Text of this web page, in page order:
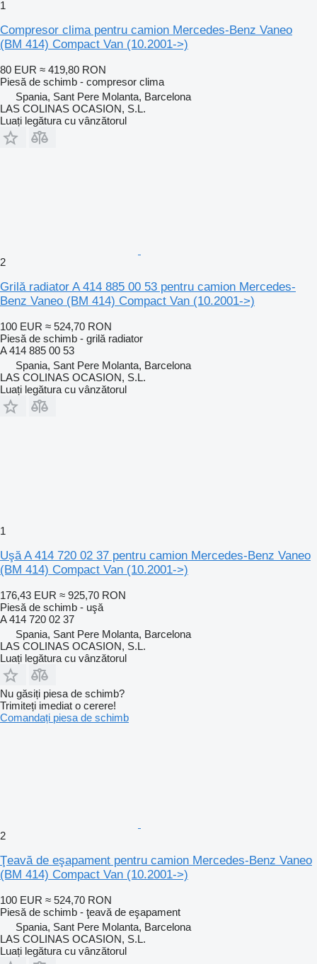
1
Compresor clima pentru camion Mercedes-Benz Vaneo
(BM 414) Compact Van (10.2001->)
80 EUR ≈ 419,80 RON
Piesă de schimb - compresor clima
Spania, Sant Pere Molanta, Barcelona
LAS COLINAS OCASION, S.L.
Luați legătura cu vânzătorul
2
Grilă radiator A 414 885 00 53 pentru camion Mercedes-
Benz Vaneo (BM 414) Compact Van (10.2001->)
100 EUR ≈ 524,70 RON
Piesă de schimb - grilă radiator
A 414 885 00 53
Spania, Sant Pere Molanta, Barcelona
LAS COLINAS OCASION, S.L.
Luați legătura cu vânzătorul
1
Uşă A 414 720 02 37 pentru camion Mercedes-Benz Vaneo
(BM 414) Compact Van (10.2001->)
176,43 EUR ≈ 925,70 RON
Piesă de schimb - uşă
A 414 720 02 37
Spania, Sant Pere Molanta, Barcelona
LAS COLINAS OCASION, S.L.
Luați legătura cu vânzătorul
Nu găsiți piesa de schimb?
Trimiteți imediat o cerere!
Comandați piesa de schimb
2
Ţeavă de eşapament pentru camion Mercedes-Benz Vaneo
(BM 414) Compact Van (10.2001->)
100 EUR ≈ 524,70 RON
Piesă de schimb - ţeavă de eşapament
Spania, Sant Pere Molanta, Barcelona
LAS COLINAS OCASION, S.L.
Luați legătura cu vânzătorul